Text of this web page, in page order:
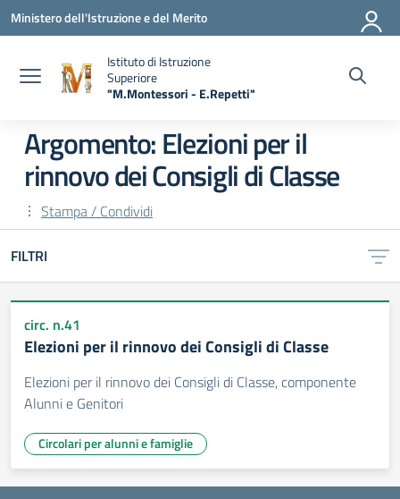
Vai ai contenuti
Vai al menu di navigazione
Vai al footer
Ministero dell'Istruzione e del Merito
Istituto di Istruzione
Superiore
"M.Montessori - E.Repetti"
Argomento: Elezioni per il
rinnovo dei Consigli di Classe
Stampa / Condividi
FILTRI
circ. n.41
Elezioni per il rinnovo dei Consigli di Classe
Elezioni per il rinnovo dei Consigli di Classe, componente
Alunni e Genitori
Circolari per alunni e famiglie